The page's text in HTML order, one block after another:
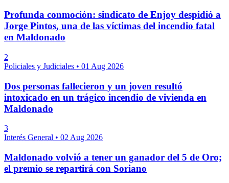
Profunda conmoción: sindicato de Enjoy despidió a
Jorge Pintos, una de las víctimas del incendio fatal
en Maldonado
2
Policiales y Judiciales • 01 Aug 2026
Dos personas fallecieron y un joven resultó
intoxicado en un trágico incendio de vivienda en
Maldonado
3
Interés General • 02 Aug 2026
Maldonado volvió a tener un ganador del 5 de Oro;
el premio se repartirá con Soriano